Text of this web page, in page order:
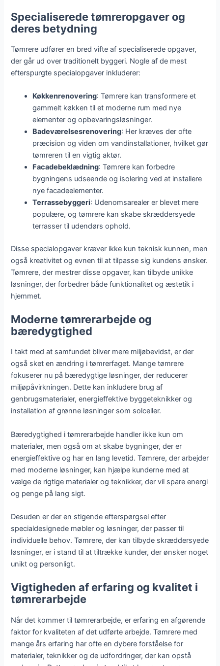
Specialiserede tømreropgaver og
deres betydning
Tømrere udfører en bred vifte af specialiserede opgaver,
der går ud over traditionelt byggeri. Nogle af de mest
efterspurgte specialopgaver inkluderer:
Køkkenrenovering: Tømrere kan transformere et
gammelt køkken til et moderne rum med nye
elementer og opbevaringsløsninger.
Badeværelsesrenovering: Her kræves der ofte
præcision og viden om vandinstallationer, hvilket gør
tømreren til en vigtig aktør.
Facadebeklædning: Tømrere kan forbedre
bygningens udseende og isolering ved at installere
nye facadeelementer.
Terrassebyggeri: Udenomsarealer er blevet mere
populære, og tømrere kan skabe skræddersyede
terrasser til udendørs ophold.
Disse specialopgaver kræver ikke kun teknisk kunnen, men
også kreativitet og evnen til at tilpasse sig kundens ønsker.
Tømrere, der mestrer disse opgaver, kan tilbyde unikke
løsninger, der forbedrer både funktionalitet og æstetik i
hjemmet.
Moderne tømrerarbejde og
bæredygtighed
I takt med at samfundet bliver mere miljøbevidst, er der
også sket en ændring i tømrerfaget. Mange tømrere
fokuserer nu på bæredygtige løsninger, der reducerer
miljøpåvirkningen. Dette kan inkludere brug af
genbrugsmaterialer, energieffektive byggeteknikker og
installation af grønne løsninger som solceller.
Bæredygtighed i tømrerarbejde handler ikke kun om
materialer, men også om at skabe bygninger, der er
energieffektive og har en lang levetid. Tømrere, der arbejder
med moderne løsninger, kan hjælpe kunderne med at
vælge de rigtige materialer og teknikker, der vil spare energi
og penge på lang sigt.
Desuden er der en stigende efterspørgsel efter
specialdesignede møbler og løsninger, der passer til
individuelle behov. Tømrere, der kan tilbyde skræddersyede
løsninger, er i stand til at tiltrække kunder, der ønsker noget
unikt og personligt.
Vigtigheden af erfaring og kvalitet i
tømrerarbejde
Når det kommer til tømrerarbejde, er erfaring en afgørende
faktor for kvaliteten af det udførte arbejde. Tømrere med
mange års erfaring har ofte en dybere forståelse for
materialer, teknikker og de udfordringer, der kan opstå